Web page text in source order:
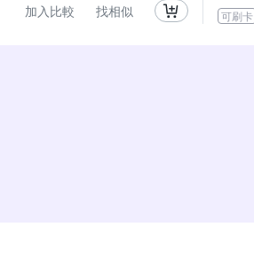
加入比較 找相似 可刷卡